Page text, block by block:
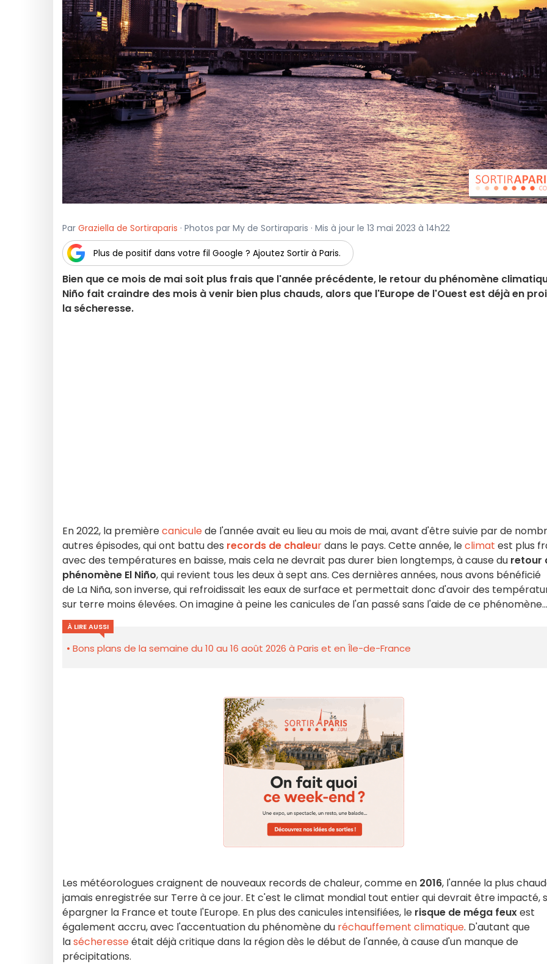
Par Graziella de Sortiraparis · Photos par My de Sortiraparis · Mis à jour le 13 mai 2023 à 14h22
Plus de positif dans votre fil Google ? Ajoutez Sortir à Paris.
Bien que ce mois de mai soit plus frais que l'année précédente, le retour du phénomène
Niño fait craindre des mois à venir bien plus chauds, alors que l'Europe de l'Ouest est déjà en
la sécheresse.
En 2022, la premièrecaniculede l'année avait eu lieu au mois de mai, avant d'être suivie par de
autres épisodes, qui ont battu des records de chaleurdans le pays. Cette année, leclimat est plus
avec des températures en baisse, mais cela ne devrait pas durer bien longtemps, à cause du retour
phénomène El Niño, qui revient tous les deux à sept ans. Ces dernières années, nous avons bénéficié
de La Niña, son inverse, qui refroidissait les eaux de surface et permettait donc d'avoir des
sur terre moins élevées. On imagine à peine les canicules de l'an passé sans l'aide de ce phénomène...
À LIRE AUSSI
Bons plans de la semaine du 10 au 16 août 2026 à Paris et en Île-de-France
Les météorologues craignent de nouveaux records de chaleur, comme en 2016, l'année la plus
jamais enregistrée sur Terre à ce jour. Et c'est le climat mondial tout entier qui devrait être impacté,
épargner la France et toute l'Europe. En plus des canicules intensifiées, le risque de méga feuxest
également accru, avec l'accentuation du phénomène du réchauffement climatique. D'autant que
lasécheresseétait déjà critique dans la région dès le début de l'année, à cause d'un manque de
précipitations.